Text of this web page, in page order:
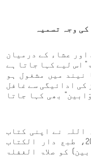
وجہ تسمیہ
اور عشاء کے درمیان
اس لیے کہا جاتا ہے
نیند میں مشغول ہو
کی ادائیگی سے غافل
بھی کہا جاتا
اللہ نے اپنی کتاب
أسنى المطالب (جلد 1، صفحہ 206، طبع دار الکتاب
کو صلاۃ الغفلۃ